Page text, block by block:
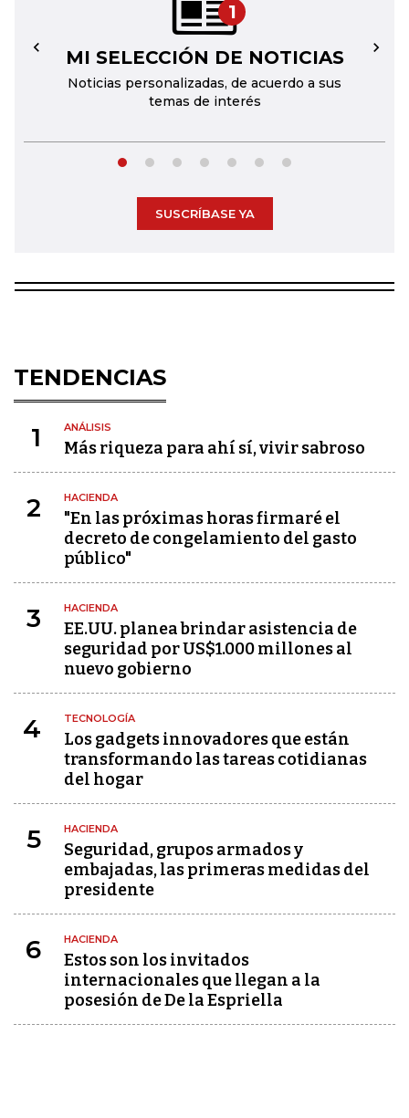
1
MI SELECCIÓN DE NOTICIAS
Noticias personalizadas, de acuerdo a sus
temas de interés
← →
SUSCRÍBASE YA
TENDENCIAS
1 ANÁLISIS
Más riqueza para ahí sí, vivir sabroso
2 HACIENDA
"En las próximas horas firmaré el
decreto de congelamiento del gasto
público"
3 HACIENDA
EE.UU. planea brindar asistencia de
seguridad por US$1.000 millones al
nuevo gobierno
4 TECNOLOGÍA
Los gadgets innovadores que están
transformando las tareas cotidianas
del hogar
5 HACIENDA
Seguridad, grupos armados y
embajadas, las primeras medidas del
presidente
6 HACIENDA
Estos son los invitados
internacionales que llegan a la
posesión de De la Espriella